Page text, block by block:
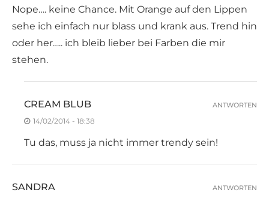
Nope…. keine Chance. Mit Orange auf den Lippen
sehe ich einfach nur blass und krank aus. Trend hin
oder her….. ich bleib lieber bei Farben die mir
stehen.
CREAM BLUB
14/02/2014 - 18:38
Tu das, muss ja nicht immer trendy sein!
ANTWORTEN
SANDRA ANTWORTEN